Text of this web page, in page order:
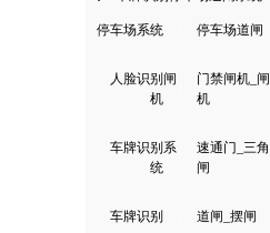
停车场系统 停车场道闸
人脸识别闸
机
门禁闸机_闸
机
车牌识别系
统
速通门_三角
闸
车牌识别 道闸_摆闸